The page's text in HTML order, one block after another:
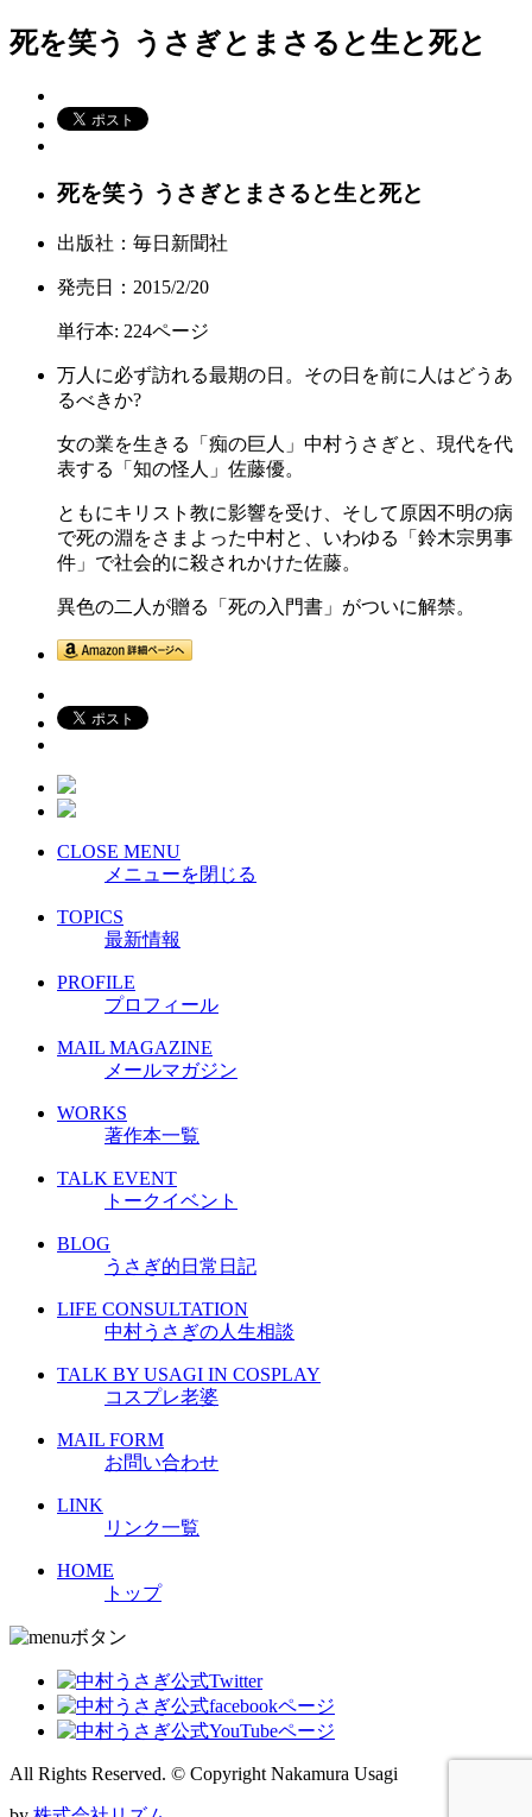
死を笑う うさぎとまさると生と死と
死を笑う うさぎとまさると生と死と
出版社：毎日新聞社
発売日：2015/2/20
単行本: 224ページ
万人に必ず訪れる最期の日。その日を前に人はどうあ
るべきか?
女の業を生きる「痴の巨人」中村うさぎと、現代を代
表する「知の怪人」佐藤優。
ともにキリスト教に影響を受け、そして原因不明の病
で死の淵をさまよった中村と、いわゆる「鈴木宗男事
件」で社会的に殺されかけた佐藤。
異色の二人が贈る「死の入門書」がついに解禁。
CLOSE MENU
メニューを閉じる
TOPICS
最新情報
PROFILE
プロフィール
MAIL MAGAZINE
メールマガジン
WORKS
著作本一覧
TALK EVENT
トークイベント
BLOG
うさぎ的日常日記
LIFE CONSULTATION
中村うさぎの人生相談
TALK BY USAGI IN COSPLAY
コスプレ老婆
MAIL FORM
お問い合わせ
LINK
リンク一覧
HOME
トップ
All Rights Reserved. © Copyright Nakamura Usagi